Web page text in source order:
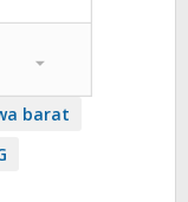
barat